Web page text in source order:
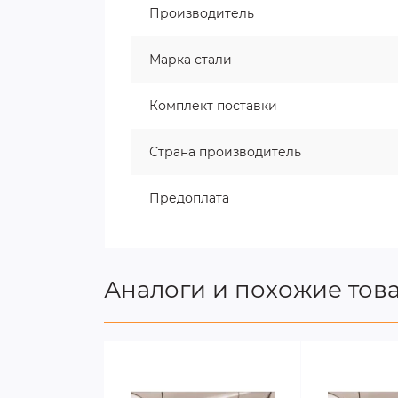
Производитель
Марка стали
Комплект поставки
Страна производитель
Предоплата
Аналоги и похожие